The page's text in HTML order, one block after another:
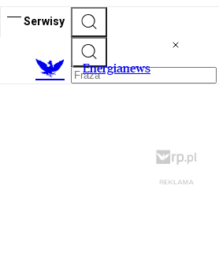
Serwisy
Energianews